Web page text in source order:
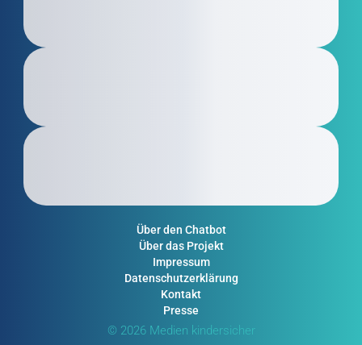
© 2026 Medien kindersicher
Über den Chatbot
Über das Projekt
Impressum
Datenschutzerklärung
Kontakt
Presse